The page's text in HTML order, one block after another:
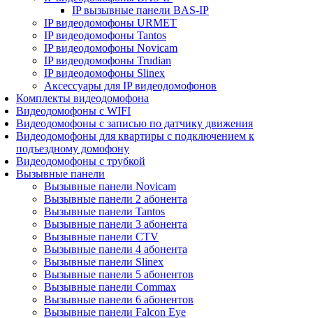
IP вызывные панели BAS-IP
IP видеодомофоны URMET
IP видеодомофоны Tantos
IP видеодомофоны Novicam
IP видеодомофоны Trudian
IP видеодомофоны Slinex
Аксессуары для IP видеодомофонов
Комплекты видеодомофона
Видеодомофоны с WIFI
Видеодомофоны с записью по датчику движения
Видеодомофоны для квартиры с подключением к
подъездному домофону
Видеодомофоны с трубкой
Вызывные панели
Вызывные панели Novicam
Вызывные панели 2 абонента
Вызывные панели Tantos
Вызывные панели 3 абонента
Вызывные панели CTV
Вызывные панели 4 абонента
Вызывные панели Slinex
Вызывные панели 5 абонентов
Вызывные панели Commax
Вызывные панели 6 абонентов
Вызывные панели Falcon Eye